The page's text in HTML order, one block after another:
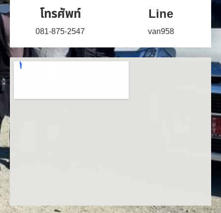
โทรศัพท์
081-875-2547
Line
van958